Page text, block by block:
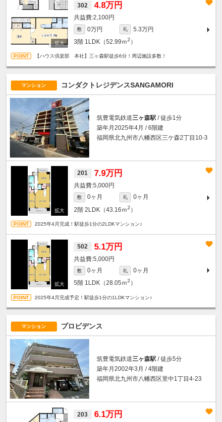
302 4.8万円
2,100円
敷 0万円 礼
5.3万円
3階 1LDK（52.99ｍ2 ）
【ハウス倶楽部 本社】三ヶ森駅徒歩6分！周辺施設多数！
マンション コンダクトレジデンスSANGAMORI
筑豊電気鉄道三ヶ森駅 / 徒歩1分
築年月2025年4月 / 6階建
福岡県北九州市八幡西区三ケ森2丁目10-3
201 7.9万円
5,000円
敷 0ヶ月 礼
0ヶ月
2階 2LDK（43.16ｍ2 ）
2025年4月完成！駅徒歩1分の2LDKマンション♪
502 5.1万円
5,000円
敷 0ヶ月 礼
0ヶ月
5階 1LDK（28.05ｍ2 ）
2025年4月完成予定！駅徒歩1分の1LDKマンション♪
マンション プロビデンス
筑豊電気鉄道三ヶ森駅 / 徒歩5分
築年月2002年3月 / 4階建
福岡県北九州市八幡西区里中1丁目4-23
203 6.1万円